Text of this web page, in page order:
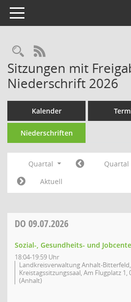
Toggle navigation
Rechercheauswahl
RSS-Feed
Sitzungen mit
Niederschrift 2026
Kalender
Niederschriften
Quartal Quartal
Aktuell
DO 09.07.2026
Sozial-, Gesundheits- und
18:04-19:59 Uhr
Landkreisverwaltung Anhalt-Bitterfeld,
Kreistagssitzungssaal, Am Flugplatz 1,
(Anhalt)